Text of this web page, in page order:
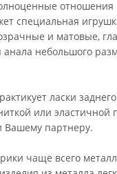
специальная
и матовые,
анала небольшого
ласки
или
Вашему партнеру.
чаще всего